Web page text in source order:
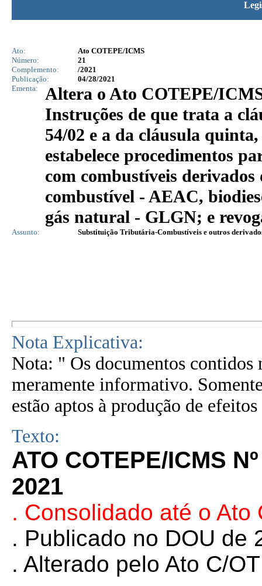
Ato:
Ato COTEPE/ICMS
Número:
21
Complemento:
/2021
Publicação:
04/28/2021
Ementa:
Altera o Ato COTEPE/
Instruções de que trata a
54/02 e a da cláusula
estabelece procedimentos
com combustíveis
combustível - AEAC,
gás natural - GLGN; e
Assunto: Substituição Tributária-Combustíveis e outros
Nota Explicativa:
Nota: " Os documentos contidos
meramente informativo.
estão aptos à produção de
Texto:
ATO COTEPE/ICMS
2021
. Consolidado até o Ato
. Publicado no DOU de
. Alterado pelo Ato C/